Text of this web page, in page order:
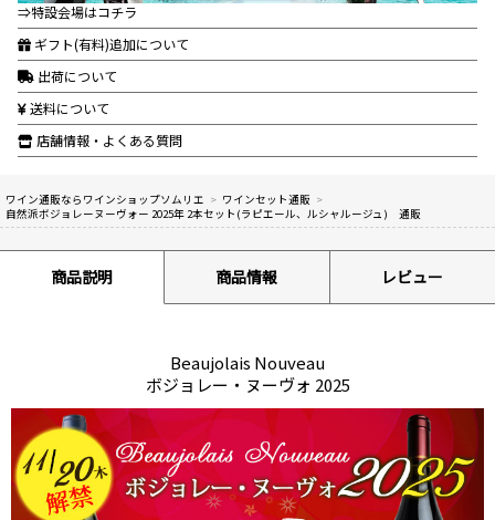
⇒特設会場はコチラ
ギフト(有料)追加について
出荷について
送料について
店舗情報・よくある質問
ワイン通販ならワインショップソムリエ > ワインセット通販 >
自然派ボジョレーヌーヴォー 2025年 2本セット(ラピエール、ルシャルージュ) 通販
商品説明 商品情報 レビュー
Beaujolais Nouveau
ボジョレー・ヌーヴォ 2025